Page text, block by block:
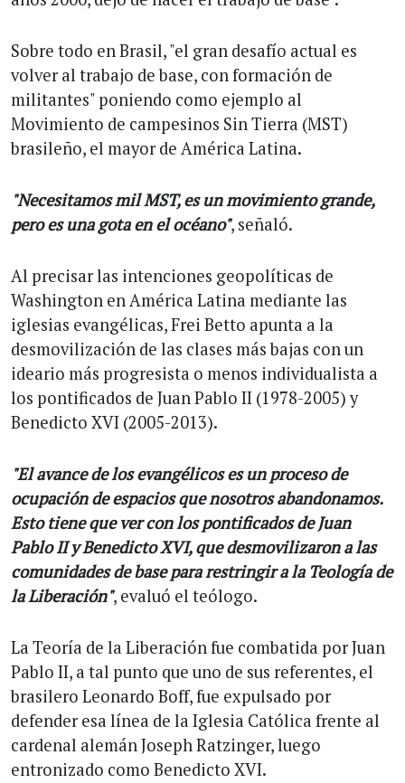
Sobre todo en Brasil, "el gran desafío actual es
volver al trabajo de base, con formación de
militantes" poniendo como ejemplo al
Movimiento de campesinos Sin Tierra (MST)
brasileño, el mayor de América Latina.
"Necesitamos mil MST, es un movimiento grande,
pero es una gota en el océano", señaló.
Al precisar las intenciones geopolíticas de
Washington en América Latina mediante las
iglesias evangélicas, Frei Betto apunta a la
desmovilización de las clases más bajas con un
ideario más progresista o menos individualista a
los pontificados de Juan Pablo II (1978-2005) y
Benedicto XVI (2005-2013).
"El avance de los evangélicos es un proceso de
ocupación de espacios que nosotros abandonamos.
Esto tiene que ver con los pontificados de Juan
Pablo II y Benedicto XVI, que desmovilizaron a las
comunidades de base para restringir a la Teología de
la Liberación", evaluó el teólogo.
La Teoría de la Liberación fue combatida por Juan
Pablo II, a tal punto que uno de sus referentes, el
brasilero Leonardo Boff, fue expulsado por
defender esa línea de la Iglesia Católica frente al
cardenal alemán Joseph Ratzinger, luego
entronizado como Benedicto XVI.